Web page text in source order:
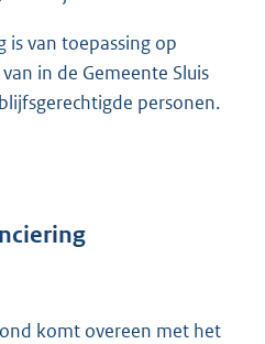
is van toepassing op
in de Gemeente Sluis
personen.
komt overeen met het